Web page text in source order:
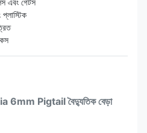
এবং গেটস
প্লাস্টিক
6mm Pigtail বৈদ্যুতিক বেড়া